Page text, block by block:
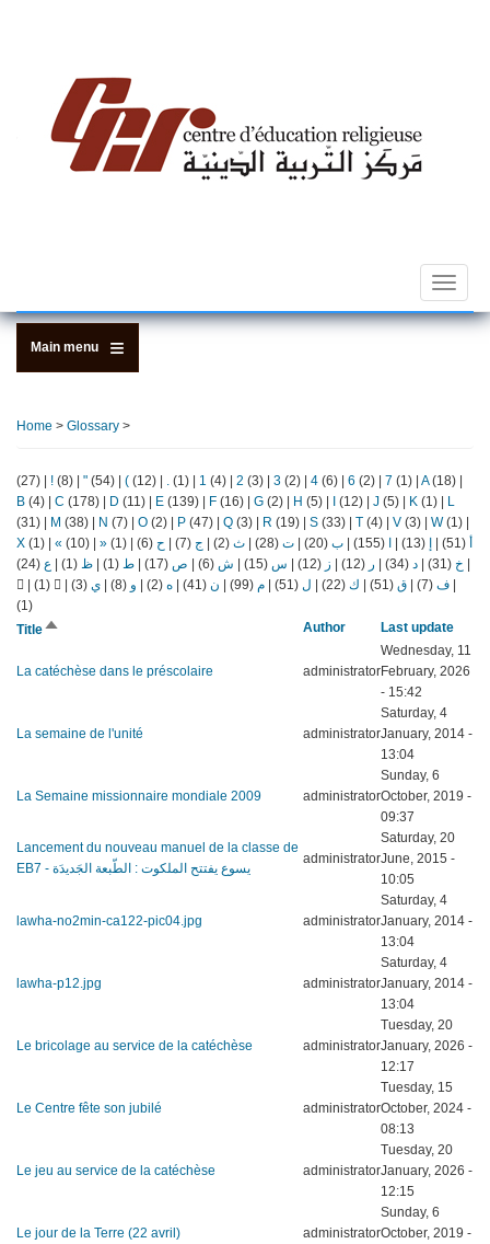
Toggle
Main menu
Home > Glossary >
(27) | ! (8) | " (54) | ( (12) | (1) | 1 (4) | 2 (3) | 3 (2) | 4 (6) | 6 (2) | 7 (1) | A(18) |
B (4) | C (178) | D (11) | E (139) | F (16) | G (2) | H (5) | I (12) | J (5) | K (1) | L
(31) | M (38) | N (7) | O (2) | P (47) | Q (3) | R (19) | S (33) | T (4) | V (3) | W(1) |
X (1) | « (10) | » (1) | أ (51)
| إ (13)
| ا (155)
| ب (20)
| ت (28)
| ث (2)
| ج (7)
| ح (6)
| خ (31)
| د (34)
| ر (12)
| ز (12)
| س (15)
| ش (6)
| ص (17)
| ط (1)
| ظ (1)
| ع (24)
| ف (7)
| ق (51)
| ك (22)
| ل (51)
| م (99)
| ن (41)
| ه (2)
| و (8)
| ي (3)
|
(1)
|
(1)
TitleSort
Author Last update
La catéchèse dans le préscolaire administrator
Wednesday, 11
February, 2026
- 15:42
La semaine de l'unité administrator
Saturday, 4
January, 2014 -
13:04
La Semaine missionnaire mondiale 2009 administrator
Sunday, 6
October, 2019 -
09:37
Lancement du nouveau manuel de la classe de
EB7 - يسوع يفتتح الملكوت : الطّبعة الجَديدَة
administrator
Saturday, 20
June, 2015 -
10:05
lawha-no2min-ca122-pic04.jpg administrator
Saturday, 4
January, 2014 -
13:04
lawha-p12.jpg administrator
Saturday, 4
January, 2014 -
13:04
Le bricolage au service de la catéchèse administrator
Tuesday, 20
January, 2026 -
12:17
Le Centre fête son jubilé administrator
Tuesday, 15
October, 2024 -
08:13
Le jeu au service de la catéchèse administrator
Tuesday, 20
January, 2026 -
12:15
Le jour de la Terre (22 avril) administrator
Sunday, 6
October, 2019 -